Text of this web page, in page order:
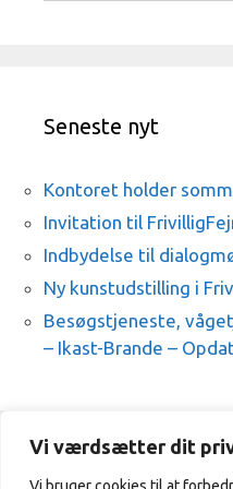
Vi værdsætter dit
Seneste nyt
Kontoret holder
Invitation til
Indbydelse til
Ny kunstudstilling i
Besøgstjeneste,
– Ikast-Brande –